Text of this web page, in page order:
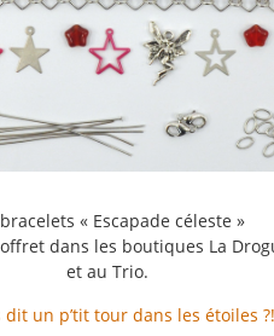
« Escapade céleste »
dans les boutiques La
et au Trio.
dit un p’tit tour dans les étoiles ?!